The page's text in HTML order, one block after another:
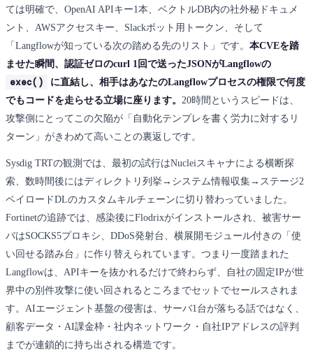
ては明確で、OpenAI APIキー1本、ベクトルDB内の社外秘ドキュメ
ント、AWSアクセスキー、Slackボット用トークン、そして
「Langflowが知っている次の踏める先のリスト」です。 本CVEを踏
ませた瞬間、認証ゼロのcurl 1回で送ったJSONがLangflowの
exec()
に直結し、相手はあなたのLangflowプロセスの権限で何度
でもコードを走らせる立場に座ります。 20時間というスピードは、
攻撃側にとってこの欠陥が「自動化テンプレを書く労力に対するリ
ターン」がきわめて高いことの裏返しです。
Sysdig TRTの観測では、最初の試行はNucleiスキャナによる横断探
索、数時間後にはディレクトリ列挙→システム情報収集→ステージ2
ペイロードDLのカスタムキルチェーンに切り替わっていました。
Fortinetの追跡では、感染後にFlodrixがインストールされ、被害サー
バはSOCKS5プロキシ、DDoS発射台、横展開モジュール付きの「使
い回せる踏み台」に作り替えられています。つまり一度踏まれた
Langflowは、APIキーを抜かれるだけで終わらず、自社の固定IPが世
界中の別件攻撃に使い回されるところまでセットでセールスされま
す。AIエージェント基盤の侵害は、サーバ1台が落ちる話ではなく、
顧客データ・AI課金枠・社内ネットワーク・自社IPアドレスの評判
までが連鎖的に持ち出される構造です。